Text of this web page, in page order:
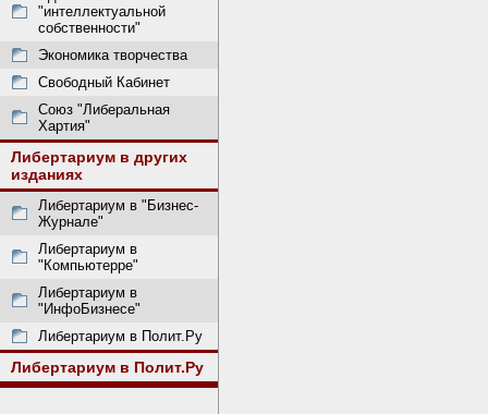
"интеллектуальной
собственности"
Экономика творчества
Свободный Кабинет
Союз "Либеральная
Хартия"
Либертариум в других
изданиях
Либертариум в "Бизнес-
Журнале"
Либертариум в
"Компьютерре"
Либертариум в
"ИнфоБизнесе"
Либертариум в Полит.Ру
Либертариум в Полит.Ру